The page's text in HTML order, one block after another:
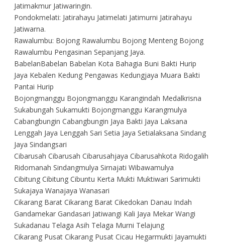
Jatimakmur Jatiwaringin.
Pondokmelati: Jatirahayu Jatimelati Jatimurni Jatirahayu
Jatiwarna.
Rawalumbu: Bojong Rawalumbu Bojong Menteng Bojong
Rawalumbu Pengasinan Sepanjang Jaya.
BabelanBabelan Babelan Kota Bahagia Buni Bakti Hurip
Jaya Kebalen Kedung Pengawas Kedungjaya Muara Bakti
Pantai Hurip
Bojongmanggu Bojongmanggu Karangindah Medalkrisna
Sukabungah Sukamukti Bojongmanggu Karangmulya
Cabangbungin Cabangbungin Jaya Bakti Jaya Laksana
Lenggah Jaya Lenggah Sari Setia Jaya Setialaksana Sindang
Jaya Sindangsari
Cibarusah Cibarusah Cibarusahjaya Cibarusahkota Ridogalih
Ridomanah Sindangmulya Sirnajati Wibawamulya
Cibitung Cibitung Cibuntu Kerta Mukti Muktiwari Sarimukti
Sukajaya Wanajaya Wanasari
Cikarang Barat Cikarang Barat Cikedokan Danau Indah
Gandamekar Gandasari Jatiwangi Kali Jaya Mekar Wangi
Sukadanau Telaga Asih Telaga Murni Telajung
Cikarang Pusat Cikarang Pusat Cicau Hegarmukti Jayamukti